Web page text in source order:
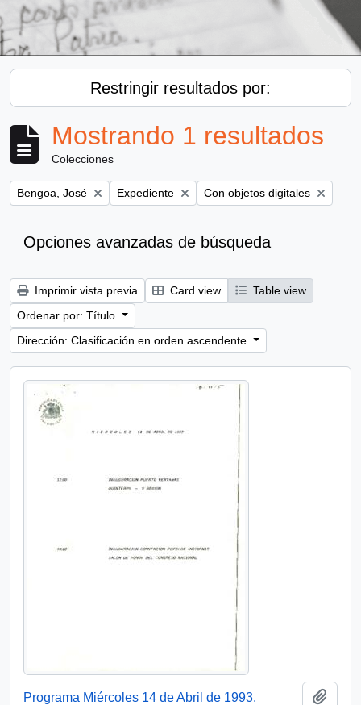
Restringir resultados por:
Mostrando 1 resultados
Colecciones
Remove filter:
Bengoa, José Remove filter:
Expediente Remove filter:
Con objetos digitales
Opciones avanzadas de búsqueda
Imprimir vista previa Card view
Table view
Ordenar por: Título
Dirección: Clasificación en orden ascendente
Programa Miércoles 14 de Abril de 1993.